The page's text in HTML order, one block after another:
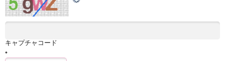
キャプチャコード
*